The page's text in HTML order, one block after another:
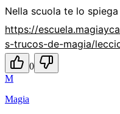
Nella scuola te lo
https://
s-trucos-de-magia/
0
M
Magia